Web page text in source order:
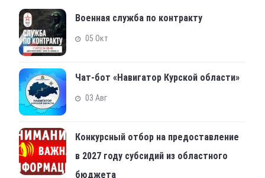
Военная служба по контракту
05 Окт
Чат-бот «Навигатор Курской области»
03 Авг
Конкурсный отбор на предоставление
в 2027 году субсидий из областного
бюджета